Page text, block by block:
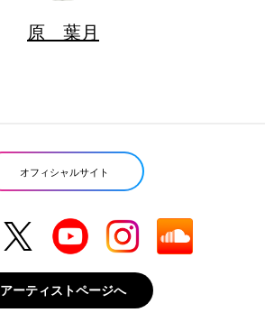
原 葉月
オフィシャルサイト
アーティストページへ